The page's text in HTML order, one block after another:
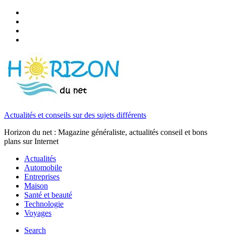
Actualités et conseils sur des sujets différents
Horizon du net : Magazine généraliste, actualités conseil et bons
plans sur Internet
Actualités
Automobile
Entreprises
Maison
Santé et beauté
Technologie
Voyages
Search